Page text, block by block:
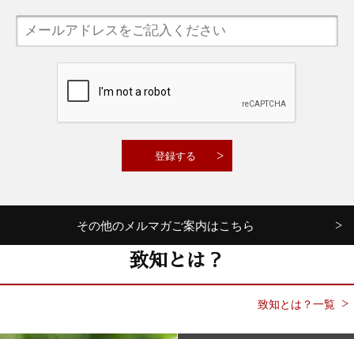
その他のメルマガご案内はこちら
致知とは？
致知とは？一覧